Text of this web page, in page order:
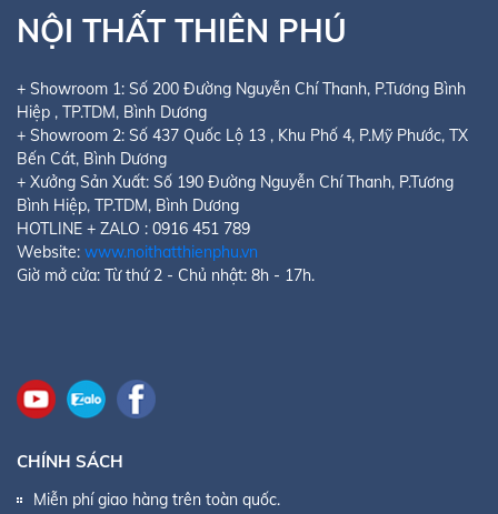
NỘI THẤT THIÊN PHÚ
+ Showroom 1: Số 200 Đường Nguyễn Chí Thanh, P.Tương Bình
Hiệp , TP.TDM, Bình Dương
+ Showroom 2: Số 437 Quốc Lộ 13 , Khu Phố 4, P.Mỹ Phước, TX
Bến Cát, Bình Dương
+ Xưởng Sản Xuất: Số 190 Đường Nguyễn Chí Thanh, P.Tương
Bình Hiệp, TP.TDM, Bình Dương
HOTLINE + ZALO : 0916 451 789
Website: www.noithatthienphu.vn
Giờ mở cửa: Từ thứ 2 - Chủ nhật: 8h - 17h.
CHÍNH SÁCH
Miễn phí giao hàng trên toàn quốc.